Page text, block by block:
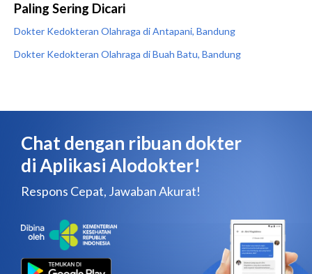
Paling Sering Dicari
Dokter Kedokteran Olahraga di Antapani, Bandung
Dokter Kedokteran Olahraga di Buah Batu, Bandung